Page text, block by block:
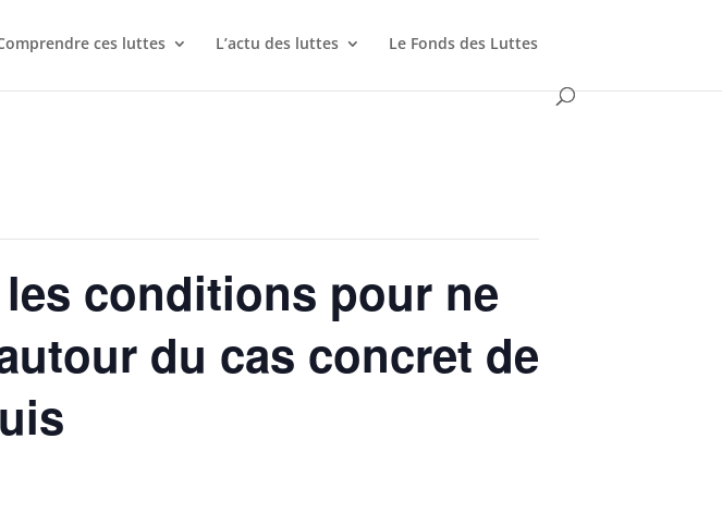
ces luttes L’actu des luttes Le Fonds des Luttes
conditions pour ne
du cas concret de